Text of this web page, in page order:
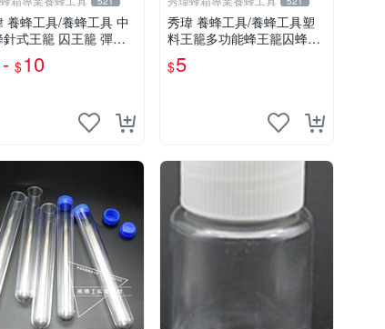
養蜂工具/養蜂工具 中
王籠 囚王籠 彈簧
囚王籠 中蜂意蜂通用
$10
秀瑋 養蜂工具/養蜂工具塑
料王籠多功能蜂王籠囚蜂王
囚王籠
$5